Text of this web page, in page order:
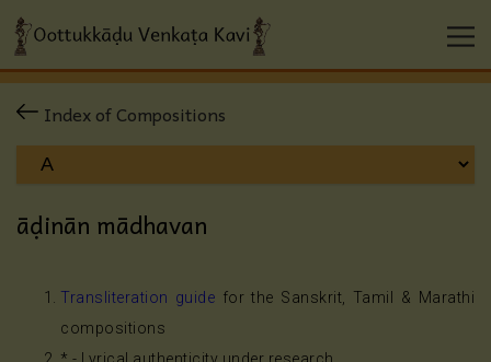
Index of Compositions
āḍinān mādhavan
Transliteration guide for the Sanskrit, Tamil & Marathi
compositions